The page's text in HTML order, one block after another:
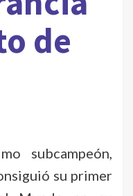
de
subcampeón,
su primer